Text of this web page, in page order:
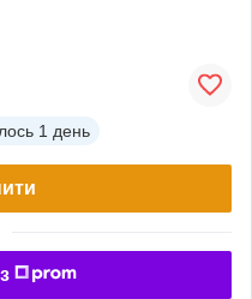
1 день